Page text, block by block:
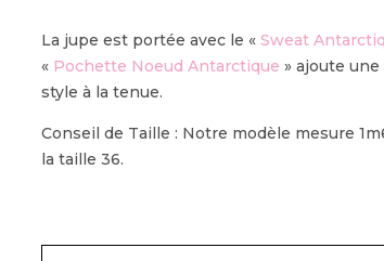
La jupe est portée avec le « Sweat
« Pochette Noeud Antarctique » ajoute
style à la tenue.
Conseil de Taille : Notre modèle mesure
la taille 36.